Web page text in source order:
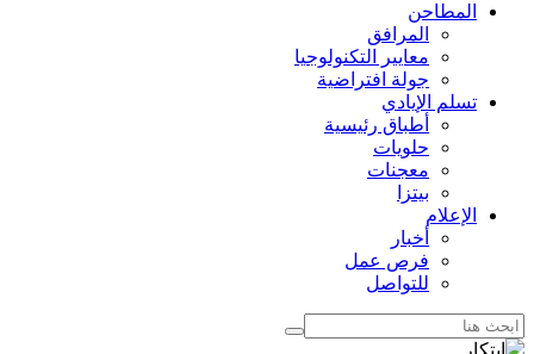
المطاحن
المرافق
معايير التكنولوجيا
جولة افتراضية
تسلم الإيادي
أطباق رئيسية
حلويات
معجنات
بيتزا
الإعلام
أخبار
فرص عمل
للتواصل